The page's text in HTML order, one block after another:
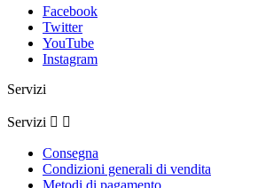
Facebook
Twitter
YouTube
Instagram
Servizi
Servizi  
Consegna
Condizioni generali di vendita
Metodi di pagamento